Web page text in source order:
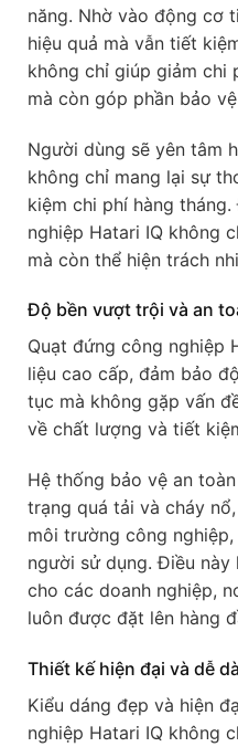
năng. Nhờ vào động cơ
hiệu quả mà vẫn tiết
không chỉ giúp giảm chi
mà còn góp phần bảo
Người dùng sẽ yên tâm
không chỉ mang lại sự
kiệm chi phí hàng
nghiệp Hatari IQ không
mà còn thể hiện trách
Độ bền vượt trội và an
Quạt đứng công nghiệp
liệu cao cấp, đảm bảo
tục mà không gặp vấn
về chất lượng và tiết
Hệ thống bảo vệ an
trạng quá tải và cháy
môi trường công
người sử dụng. Điều
cho các doanh nghiệp,
luôn được đặt lên hàng
Thiết kế hiện đại và dễ
Kiểu dáng đẹp và hiện
nghiệp Hatari IQ không